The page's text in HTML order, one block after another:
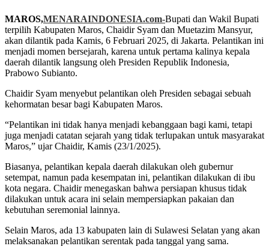
MAROS,MENARAINDONESIA.com-Bupati dan Wakil Bupati
terpilih Kabupaten Maros, Chaidir Syam dan Muetazim Mansyur,
akan dilantik pada Kamis, 6 Februari 2025, di Jakarta. Pelantikan ini
menjadi momen bersejarah, karena untuk pertama kalinya kepala
daerah dilantik langsung oleh Presiden Republik Indonesia,
Prabowo Subianto.
Chaidir Syam menyebut pelantikan oleh Presiden sebagai sebuah
kehormatan besar bagi Kabupaten Maros.
“Pelantikan ini tidak hanya menjadi kebanggaan bagi kami, tetapi
juga menjadi catatan sejarah yang tidak terlupakan untuk masyarakat
Maros,” ujar Chaidir, Kamis (23/1/2025).
Biasanya, pelantikan kepala daerah dilakukan oleh gubernur
setempat, namun pada kesempatan ini, pelantikan dilakukan di ibu
kota negara. Chaidir menegaskan bahwa persiapan khusus tidak
dilakukan untuk acara ini selain mempersiapkan pakaian dan
kebutuhan seremonial lainnya.
Selain Maros, ada 13 kabupaten lain di Sulawesi Selatan yang akan
melaksanakan pelantikan serentak pada tanggal yang sama.